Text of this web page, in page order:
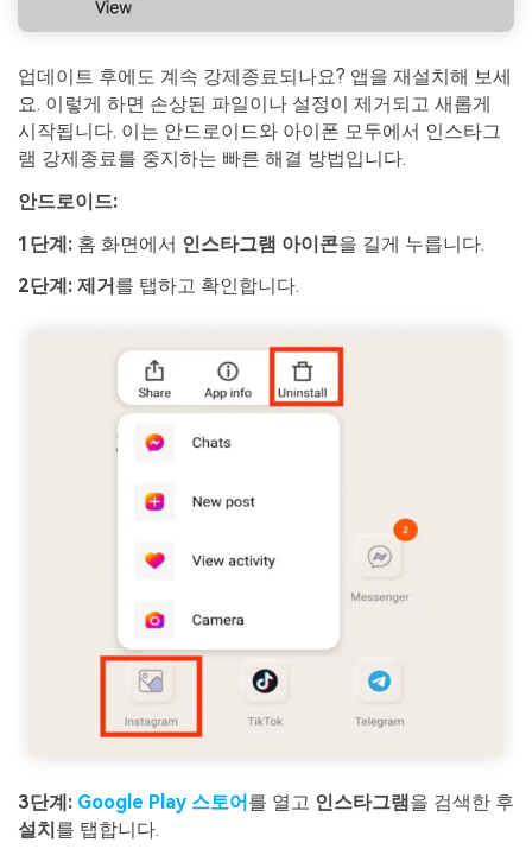
업데이트 후에도 계속 강제종료되나요? 앱을 재설치해 보세
요. 이렇게 하면 손상된 파일이나 설정이 제거되고 새롭게
시작됩니다. 이는 안드로이드와 아이폰 모두에서 인스타그
램 강제종료를 중지하는 빠른 해결 방법입니다.
안드로이드:
1단계: 홈 화면에서 인스타그램 아이콘을 길게 누릅니다.
2단계: 제거 를 탭하고 확인합니다.
3단계: Google Play 스토어를 열고 인스타그램을 검색한 후
설치를 탭합니다.